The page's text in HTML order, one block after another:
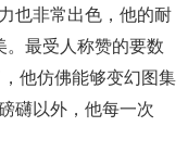
也非常出色，他的耐
。最受人称赞的要数
他仿佛能够变幻图集
礴以外，他每一次